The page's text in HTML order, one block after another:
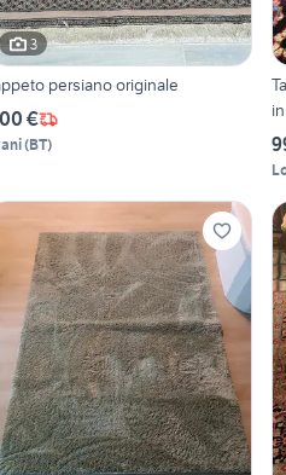
3
persiano originale
€
(BT)